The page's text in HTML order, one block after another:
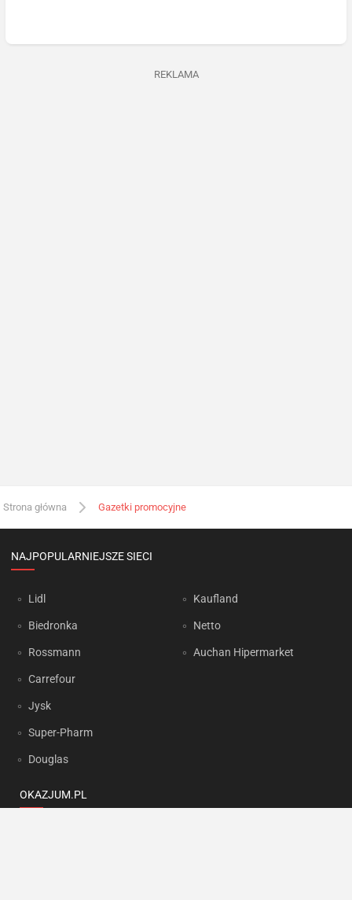
REKLAMA
Strona główna Gazetki promocyjne
NAJPOPULARNIEJSZE SIECI
Lidl
Biedronka
Rossmann
Carrefour
Jysk
Super-Pharm
Douglas
Kaufland
Netto
Auchan Hipermarket
OKAZJUM.PL